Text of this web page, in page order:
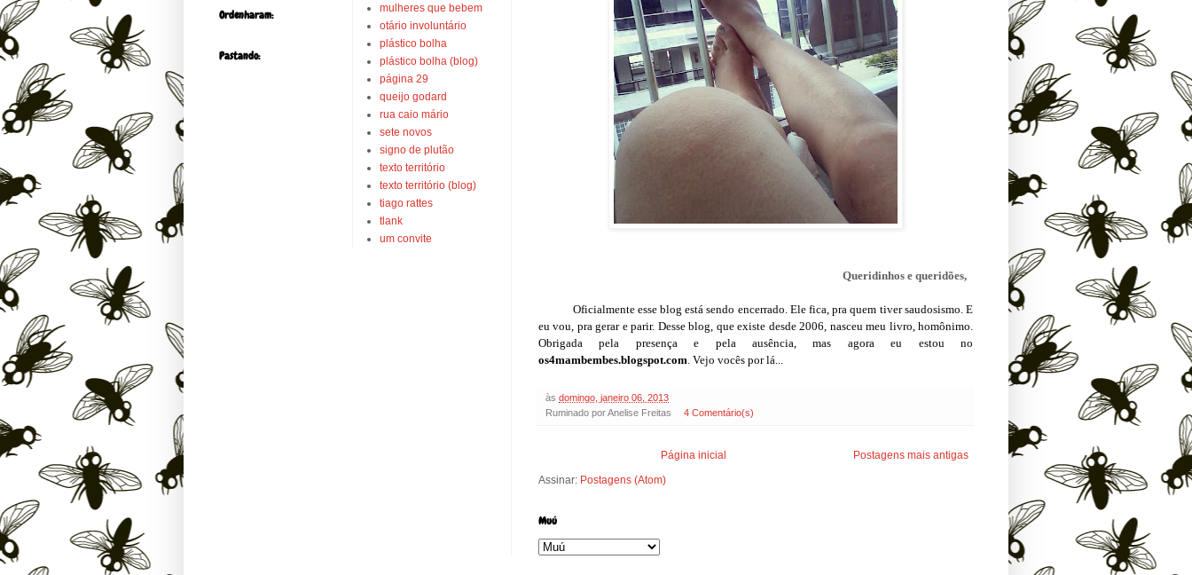
Queridinhos e queridões,
Oficialmente esse blog está sendo encerrado. Ele fica, pra quem tiver saudosismo. E
eu vou, pra gerar e parir. Desse blog, que existe desde 2006, nasceu meu livro, homônimo.
Obrigada pela presença e pela ausência, mas agora eu estou no
os4mambembes.blogspot.com. Vejo vocês por lá...
às domingo, janeiro 06, 2013
Ruminado porAnelise Freitas 4 Comentário(s)
Postagens mais antigas
Página inicial
Assinar: Postagens (Atom)
Muú
Ordenharam:
Pastando:
mulheres que bebem
otário involuntário
plástico bolha
plástico bolha (blog)
página 29
queijo godard
rua caio mário
sete novos
signo de plutão
texto território
texto território (blog)
tiago rattes
tlank
um convite